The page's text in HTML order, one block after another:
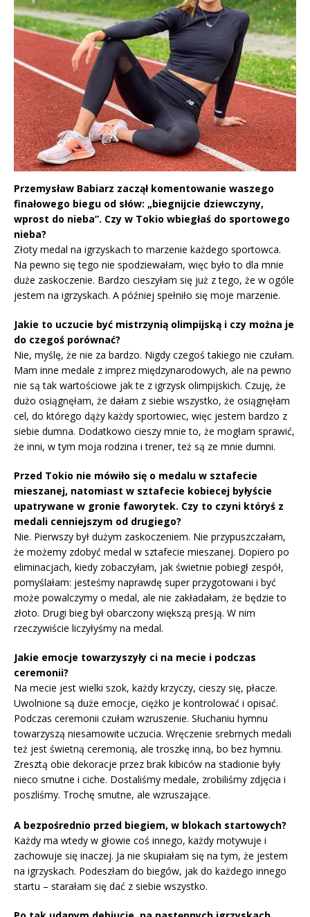
Przemysław Babiarz zaczął komentowanie waszego
finałowego biegu od słów: „biegnijcie dziewczyny,
wprost do nieba”. Czy w Tokio wbiegłaś do sportowego
nieba?
Złoty medal na igrzyskach to marzenie każdego sportowca.
Na pewno się tego nie spodziewałam, więc było to dla mnie
duże zaskoczenie. Bardzo cieszyłam się już z tego, że w ogóle
jestem na igrzyskach. A później spełniło się moje marzenie.
Jakie to uczucie być mistrzynią olimpijską i czy można je
do czegoś porównać?
Nie, myślę, że nie za bardzo. Nigdy czegoś takiego nie czułam.
Mam inne medale z imprez międzynarodowych, ale na pewno
nie są tak wartościowe jak te z igrzysk olimpijskich. Czuję, że
dużo osiągnęłam, że dałam z siebie wszystko, że osiągnęłam
cel, do którego dąży każdy sportowiec, więc jestem bardzo z
siebie dumna. Dodatkowo cieszy mnie to, że mogłam sprawić,
że inni, w tym moja rodzina i trener, też są ze mnie dumni.
Przed Tokio nie mówiło się o medalu w sztafecie
mieszanej, natomiast w sztafecie kobiecej byłyście
upatrywane w gronie faworytek. Czy to czyni któryś z
medali cenniejszym od drugiego?
Nie. Pierwszy był dużym zaskoczeniem. Nie przypuszczałam,
że możemy zdobyć medal w sztafecie mieszanej. Dopiero po
eliminacjach, kiedy zobaczyłam, jak świetnie pobiegł zespół,
pomyślałam: jesteśmy naprawdę super przygotowani i być
może powalczymy o medal, ale nie zakładałam, że będzie to
złoto. Drugi bieg był obarczony większą presją. W nim
rzeczywiście liczyłyśmy na medal.
Jakie emocje towarzyszyły ci na mecie i podczas
ceremonii?
Na mecie jest wielki szok, każdy krzyczy, cieszy się, płacze.
Uwolnione są duże emocje, ciężko je kontrolować i opisać.
Podczas ceremonii czułam wzruszenie. Słuchaniu hymnu
towarzyszą niesamowite uczucia. Wręczenie srebrnych medali
też jest świetną ceremonią, ale troszkę inną, bo bez hymnu.
Zresztą obie dekoracje przez brak kibiców na stadionie były
nieco smutne i ciche. Dostaliśmy medale, zrobiliśmy zdjęcia i
poszliśmy. Trochę smutne, ale wzruszające.
A bezpośrednio przed biegiem, w blokach startowych?
Każdy ma wtedy w głowie coś innego, każdy motywuje i
zachowuje się inaczej. Ja nie skupiałam się na tym, że jestem
na igrzyskach. Podeszłam do biegów, jak do każdego innego
startu – starałam się dać z siebie wszystko.